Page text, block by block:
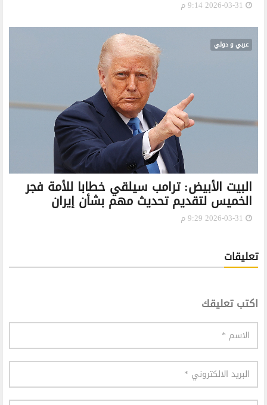
عربي و دولي
البيت الأبيض: ترامب سيلقي خطابا للأمة فجر
الخميس لتقديم تحديث مهم بشأن إيران
تعليقات
اكتب تعليقك